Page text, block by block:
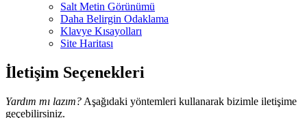
Salt Metin Görünümü
Daha Belirgin Odaklama
Klavye Kısayolları
Site Haritası
İletişim Seçenekleri
Yardım mı lazım? Aşağıdaki yöntemleri kullanarak bizimle iletişime
geçebilirsiniz.